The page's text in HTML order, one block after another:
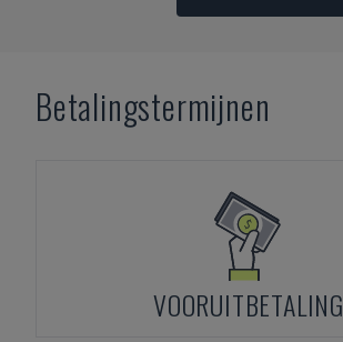
Betalingstermijnen
VOORUITBETALING